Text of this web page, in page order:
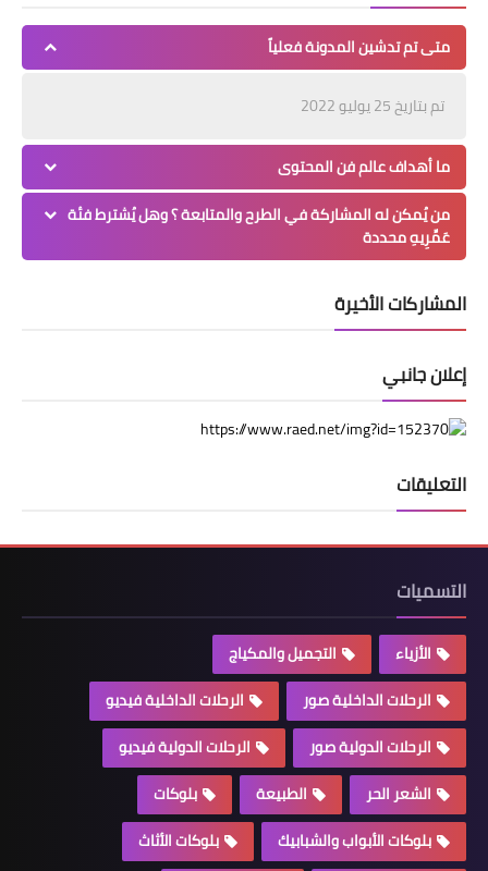
متى تم تدشين المدونة فعلياً
تم بتاريخ 25 يوليو 2022
ما أهداف عالم فن المحتوى
من يُمكن له المشاركة في الطرح والمتابعة ؟ وهل يُشترط فئة
عَمِّرِيهِ محددة
المشاركات الأخيرة
إعلان جانبي
التعليقات
التسميات
الأزياء
التجميل والمكياج
الرحلات الداخلية صور
الرحلات الداخلية فيديو
الرحلات الدولية صور
الرحلات الدولية فيديو
الشعر الحر
الطبيعة
بلوكات
بلوكات الأبواب والشبابيك
بلوكات الأثاث